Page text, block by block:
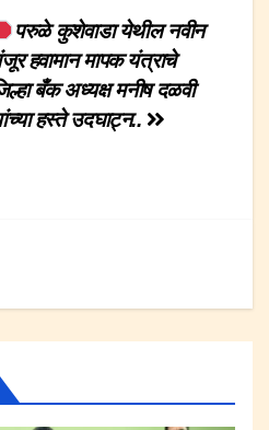
परुळे कुशेवाडा येथील नवीन
हवामान मापक यंत्राचे
बँक अध्यक्ष मनीष दळवी
हस्ते उदघाट्न..